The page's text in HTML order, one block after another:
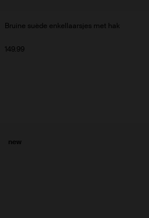
Bruine suède enkellaarsjes met hak
149.99
new